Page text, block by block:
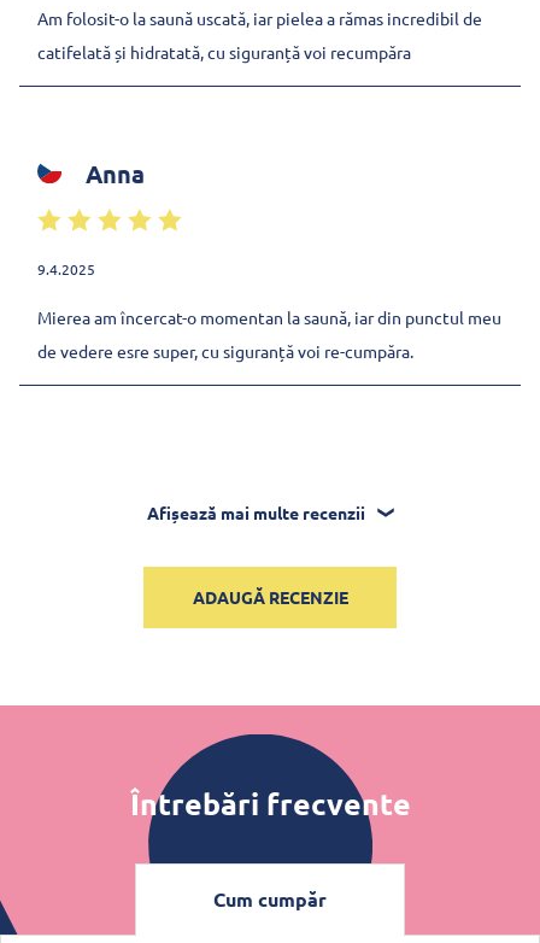
Am folosit-o la saună uscată, iar pielea a rămas incredibil de
catifelată și hidratată, cu siguranță voi recumpăra
Anna
9.4.2025
Mierea am încercat-o momentan la saună, iar din punctul meu
de vedere esre super, cu siguranță voi re-cumpăra.
Afișează mai multe recenzii
ADAUGĂ RECENZIE
Întrebări frecvente
Cum cumpăr